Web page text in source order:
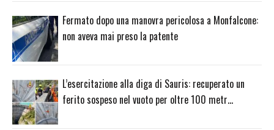
Fermato dopo una manovra pericolosa a Monfalcone:
non aveva mai preso la patente
L’esercitazione alla diga di Sauris: recuperato un
ferito sospeso nel vuoto per oltre 100 metr…